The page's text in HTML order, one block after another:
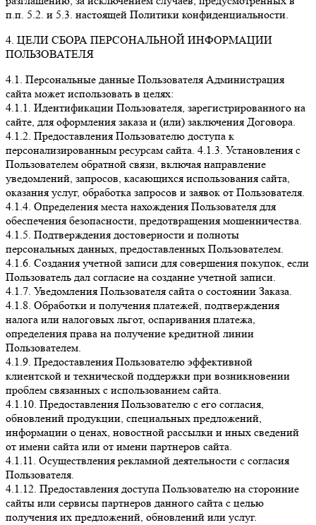
п.п. 5.2. и 5.3. настоящей Политики конфиденциальности.
4. ЦЕЛИ СБОРА ПЕРСОНАЛЬНОЙ ИНФОРМАЦИИ
ПОЛЬЗОВАТЕЛЯ
4.1. Персональные данные Пользователя Администрация
сайта может использовать в целях:
4.1.1. Идентификации Пользователя, зарегистрированного на
сайте, для оформления заказа и (или) заключения Договора.
4.1.2. Предоставления Пользователю доступа к
персонализированным ресурсам сайта. 4.1.3. Установления с
Пользователем обратной связи, включая направление
уведомлений, запросов, касающихся использования сайта,
оказания услуг, обработка запросов и заявок от Пользователя.
4.1.4. Определения места нахождения Пользователя для
обеспечения безопасности, предотвращения мошенничества.
4.1.5. Подтверждения достоверности и полноты
персональных данных, предоставленных Пользователем.
4.1.6. Создания учетной записи для совершения покупок, если
Пользователь дал согласие на создание учетной записи.
4.1.7. Уведомления Пользователя сайта о состоянии Заказа.
4.1.8. Обработки и получения платежей, подтверждения
налога или налоговых льгот, оспаривания платежа,
определения права на получение кредитной линии
Пользователем.
4.1.9. Предоставления Пользователю эффективной
клиентской и технической поддержки при возникновении
проблем связанных с использованием сайта.
4.1.10. Предоставления Пользователю с его согласия,
обновлений продукции, специальных предложений,
информации о ценах, новостной рассылки и иных сведений
от имени сайта или от имени партнеров сайта.
4.1.11. Осуществления рекламной деятельности с согласия
Пользователя.
4.1.12. Предоставления доступа Пользователю на сторонние
сайты или сервисы партнеров данного сайта с целью
получения их предложений, обновлений или услуг.